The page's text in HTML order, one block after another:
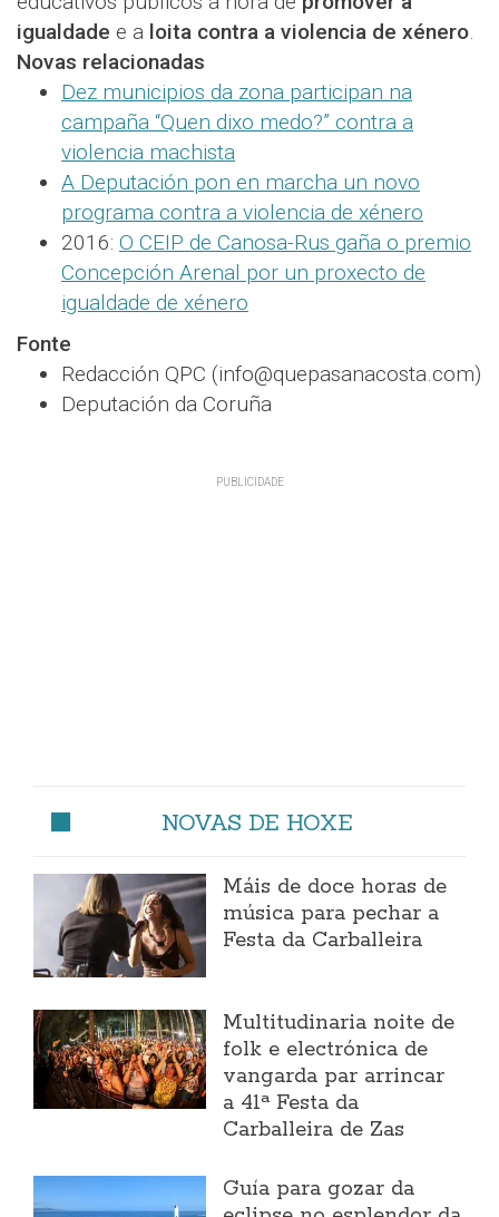
igualdade e a loita contra a violencia de xénero
Novas relacionadas
Dez municipios da zona participan na
campaña “Quen dixo medo?” contra a
violencia machista
A Deputación pon en marcha un novo
programa contra a violencia de xénero
2016: O CEIP de Canosa-Rus gaña o premio
Concepción Arenal por un proxecto de
igualdade de xénero
Fonte
Redacción QPC (info@quepasanacosta.com)
Deputación da Coruña
NOVAS DE HOXE
Máis de doce horas de
música para pechar a
Festa da Carballeira
Multitudinaria noite de
folk e electrónica de
vangarda par arrincar
a 41ª Festa da
Carballeira de Zas
Guía para gozar da